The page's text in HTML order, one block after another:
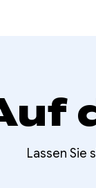
Lassen Sie